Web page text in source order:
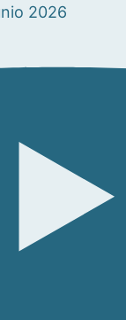
2026